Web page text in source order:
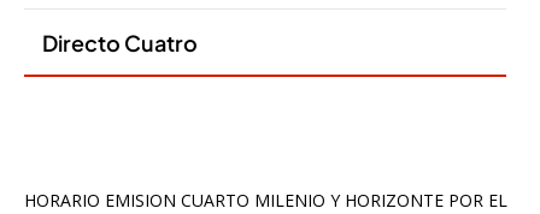
HORARIO EMISION CUARTO MILENIO Y HORIZONTE POR EL